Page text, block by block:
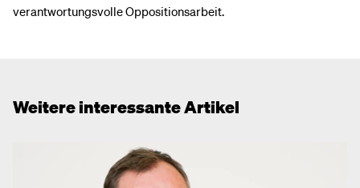
verantwortungsvolle Oppositionsarbeit.
Weitere interessante Artikel